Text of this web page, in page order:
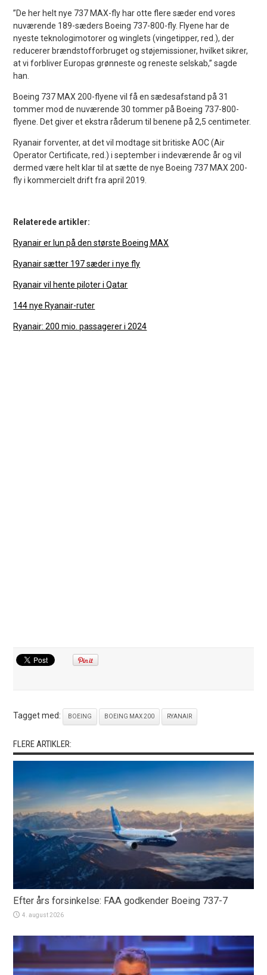
”De her helt nye 737 MAX-fly har otte flere sæder end vores
nuværende 189-sæders Boeing 737-800-fly. Flyene har de
nyeste teknologimotorer og winglets (vingetipper, red.), der
reducerer brændstofforbruget og støjemissioner, hvilket sikrer,
at vi forbliver Europas grønneste og reneste selskab,” sagde
han.
Boeing 737 MAX 200-flyene vil få en sædesafstand på 31
tommer mod de nuværende 30 tommer på Boeing 737-800-
flyene. Det giver et ekstra råderum til benene på 2,5 centimeter.
Ryanair forventer, at det vil modtage sit britiske AOC (Air
Operator Certificate, red.) i september i indeværende år og vil
dermed være helt klar til at sætte de nye Boeing 737 MAX 200-
fly i kommercielt drift fra april 2019.
Relaterede artikler:
Ryanair er lun på den største Boeing MAX
Ryanair sætter 197 sæder i nye fly
Ryanair vil hente piloter i Qatar
144 nye Ryanair-ruter
Ryanair: 200 mio. passagerer i 2024
Tagget med: BOEING BOEING MAX 200 RYANAIR
FLERE ARTIKLER:
Efter års forsinkelse: FAA godkender Boeing 737-7
4. august 2026